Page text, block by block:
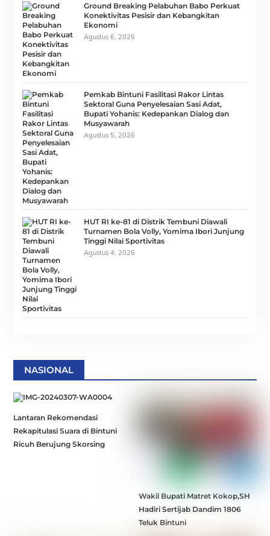
Ground Breaking Pelabuhan Babo Perkuat
Konektivitas Pesisir dan Kebangkitan
Ekonomi
Agustus 6, 2026
Pemkab Bintuni Fasilitasi Rakor Lintas
Sektoral Guna Penyelesaian Sasi Adat,
Bupati Yohanis: Kedepankan Dialog dan
Musyawarah
Agustus 5, 2026
HUT RI ke-81 di Distrik Tembuni Diawali
Turnamen Bola Volly, Yomima Ibori Junjung
Tinggi Nilai Sportivitas
Agustus 4, 2026
NASIONAL
Lantaran Rekomendasi
Rekapitulasi Suara di Bintuni
Ricuh Berujung Skorsing
Wakil Bupati Matret Kokop,SH
Hadiri Sertijab Dandim 1806
Teluk Bintuni